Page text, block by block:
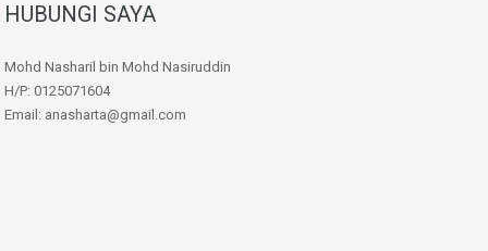
HUBUNGI SAYA
Mohd Nasharil bin Mohd Nasiruddin
H/P: 0125071604
Email: anasharta@gmail.com